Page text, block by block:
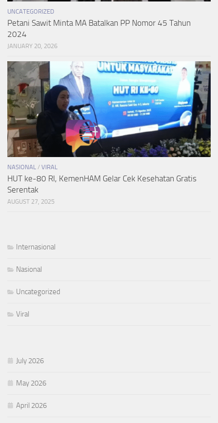
UNCATEGORIZED
Petani Sawit Minta MA Batalkan PP Nomor 45 Tahun
2024
JANUARY 20, 2026
NASIONAL / VIRAL
HUT ke-80 RI, KemenHAM Gelar Cek Kesehatan Gratis
Serentak
AUGUST 27, 2025
Internasional
Nasional
Uncategorized
Viral
July 2026
May 2026
April 2026